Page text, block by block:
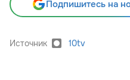
Подпишитесь на
Источник 10tv